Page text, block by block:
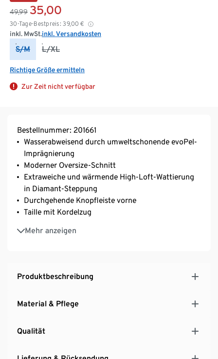
49,99 35,00
30-Tage-Bestpreis: 39,00 €
inkl. MwSt.inkl. Versandkosten
S/M L/XL
Richtige Größe ermitteln
Zur Zeit nicht verfügbar
Bestellnummer: 201661
Wasserabweisend durch umweltschonende evoPel-
Imprägnierung
Moderner Oversize-Schnitt
Extraweiche und wärmende High-Loft-Wattierung
in Diamant-Steppung
Durchgehende Knopfleiste vorne
Taille mit Kordelzug
Mehr anzeigen
Kapuze mit Kordelzug
Seitlich jeweils mit kleiner Knopfleiste für
Produktbeschreibung
Material & Pflege
Qualität